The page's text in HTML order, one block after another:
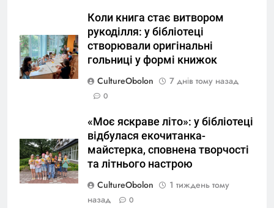
Коли книга стає витвором
рукоділля: у бібліотеці
створювали оригінальні
гольниці у формі книжок
CultureObolon
7 днів тому назад
0
«Моє яскраве літо»: у бібліотеці
відбулася екочитанка-
майстерка, сповнена творчості
та літнього настрою
CultureObolon
1 тиждень тому
назад
0